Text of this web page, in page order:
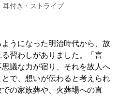
耳付き・ストライプ
うになった明治時代から、故
習わしがありました。「言
議な力が宿り、それを故人へ
で、想いが伝わると考えられ
の家族葬や、火葬場への直